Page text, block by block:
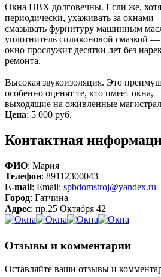
Окна ПВХ долговечны. Если же,
периодически, ухаживать за окнами
смазывать фурнитуру машинным
уплотнитель силиконовой смазкой
окно прослужит десятки лет без
ремонта.
Высокая звукоизоляция. Это
особенно оценят те, кто имеет окна,
выходящие на оживленные
Цена: 5 000 руб.
Контактная
ФИО: Мария
Телефон: 89112300043
E-mail: Email: spbdomstroj@yandex.ru
Город: Гатчина
Адрес: пр.25 Октября 42
Отзывы и комментарии
Оставляйте ваши отзывы и